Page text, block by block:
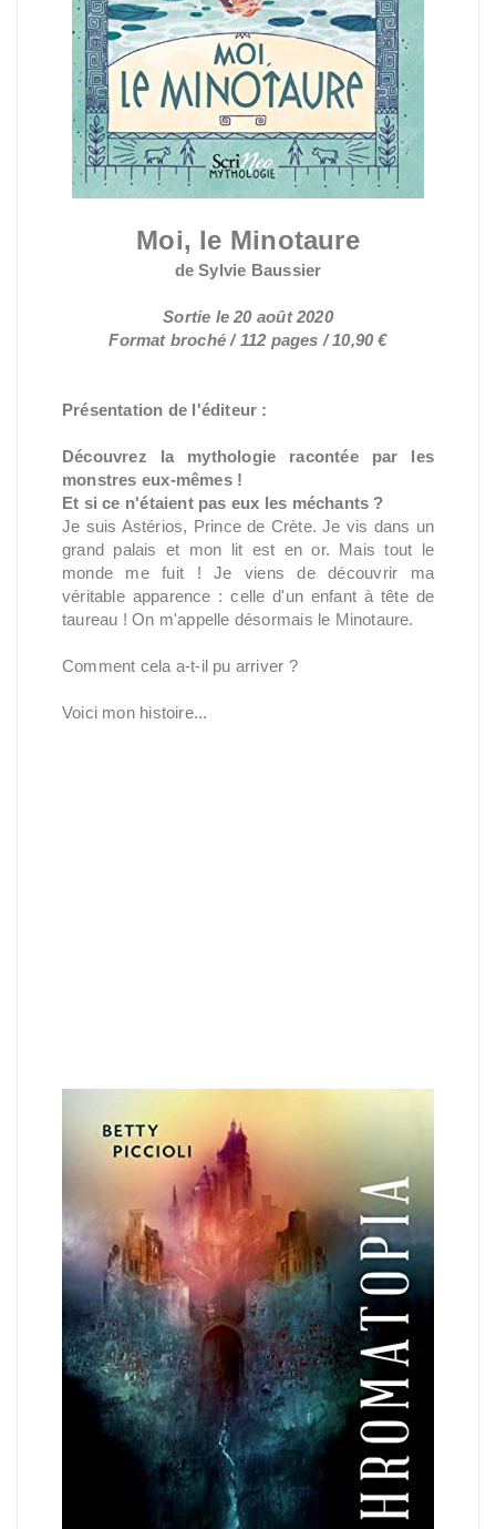
Moi, le Minotaure
de Sylvie Baussier
Sortie le 20 août 2020
Format broché / 112 pages / 10,90 €
Présentation de l'éditeur :
Découvrez la mythologie racontée par les
monstres eux-mêmes !
Et si ce n'étaient pas eux les méchants ?
Je suis Astérios, Prince de Crète. Je vis dans un
grand palais et mon lit est en or. Mais tout le
monde me fuit ! Je viens de découvrir ma
véritable apparence : celle d'un enfant à tête de
taureau ! On m'appelle désormais le Minotaure.
Comment cela a-t-il pu arriver ?
Voici mon histoire...